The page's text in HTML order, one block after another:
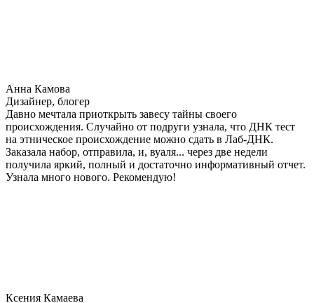
Анна Камова
Дизайнер, блогер
Давно мечтала приоткрыть завесу тайны своего
происхождения. Случайно от подруги узнала, что ДНК тест
на этническое происхождение можно сдать в Лаб-ДНК.
Заказала набор, отправила, и, вуаля... через две недели
получила яркий, полный и достаточно информативный отчет.
Узнала много нового. Рекомендую!
Ксения Камаева